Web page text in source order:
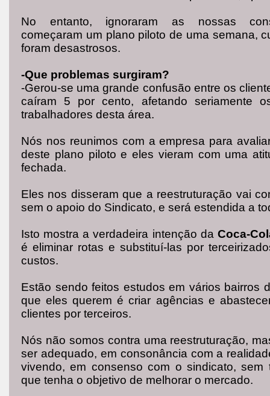
No entanto, ignoraram as nossas
começaram um plano piloto de uma semana,
foram desastrosos.
-Que problemas surgiram?
-Gerou-se uma grande confusão entre os
caíram 5 por cento, afetando seriamente
trabalhadores desta área.
Nós nos reunimos com a empresa para
deste plano piloto e eles vieram com uma
fechada.
Eles nos disseram que a reestruturação vai
sem o apoio do Sindicato, e será estendida a
Isto mostra a verdadeira intenção da Coca-
é eliminar rotas e substituí-las por
custos.
Estão sendo feitos estudos em vários bairros
que eles querem é criar agências e
clientes por terceiros.
Nós não somos contra uma reestruturação,
ser adequado, em consonância com a
vivendo, em consenso com o sindicato, sem
que tenha o objetivo de melhorar o mercado.